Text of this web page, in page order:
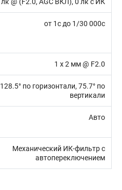
от 1с до 1/30 000с
1 х 2 мм @ F2.0
128.5° по горизонтали, 75.7° по
вертикали
Авто
Механический ИК-фильтр с
автопереключением